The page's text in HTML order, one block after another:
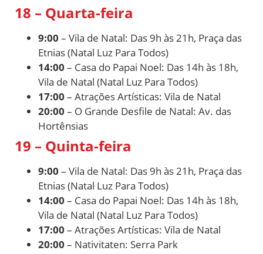
18 – Quarta-feira
9:00 – Vila de Natal: Das 9h às 21h, Praça das
Etnias (Natal Luz Para Todos)
14:00 – Casa do Papai Noel: Das 14h às 18h,
Vila de Natal (Natal Luz Para Todos)
17:00 – Atrações Artísticas: Vila de Natal
20:00 – O Grande Desfile de Natal: Av. das
Hortênsias
19 – Quinta-feira
9:00 – Vila de Natal: Das 9h às 21h, Praça das
Etnias (Natal Luz Para Todos)
14:00 – Casa do Papai Noel: Das 14h às 18h,
Vila de Natal (Natal Luz Para Todos)
17:00 – Atrações Artísticas: Vila de Natal
20:00 – Nativitaten: Serra Park